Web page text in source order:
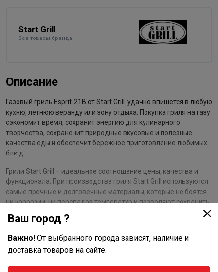
Start Grill
Все товары бренда
Описание
Газовый гриль Esprit-21B от Start Grill удачно впишется в любую
кухню, летнюю веранду или зону отдыха. Покупка гриля на газу
сэкономит время, сохранит энергию для кулинарного
творчества, сохраненит природные вкусовые и полезные
качества еды и обеспечит бережное приготовление любимых
блюд.
Грили Start Grill – идеальное соотношение цены, качества и
функционала. При производстве гриля Start Grill используются
самые прочные и долговечные материалы, которые не боятся
ни коррозии, ни перепадов температур и позволяют сохранить
Перед сборкой гриля ознакомьтесь с инструкцией, которая
правилам эксплуатации.
Показать полностью
Ваш город ?
Важно! От выбранного города зависят, наличие и
доставка товаров на сайте.